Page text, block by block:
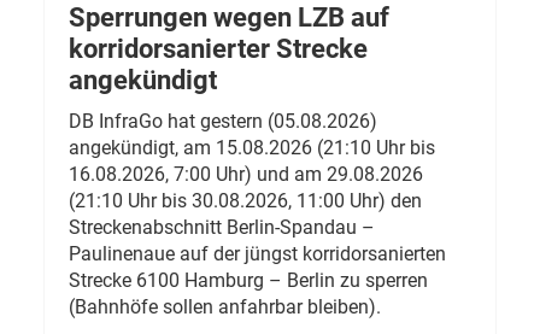
Sperrungen wegen LZB auf
korridorsanierter Strecke
angekündigt
DB InfraGo hat gestern (05.08.2026)
angekündigt, am 15.08.2026 (21:10 Uhr bis
16.08.2026, 7:00 Uhr) und am 29.08.2026
(21:10 Uhr bis 30.08.2026, 11:00 Uhr) den
Streckenabschnitt Berlin-Spandau –
Paulinenaue auf der jüngst korridorsanierten
Strecke 6100 Hamburg – Berlin zu sperren
(Bahnhöfe sollen anfahrbar bleiben).